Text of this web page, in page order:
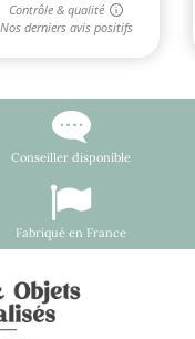
Conseiller disponible
Fabriqué en France